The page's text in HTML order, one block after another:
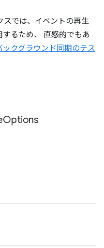
では、イベントの再生
るため、 直感的でもあ
クグラウンド同期のテス
Options